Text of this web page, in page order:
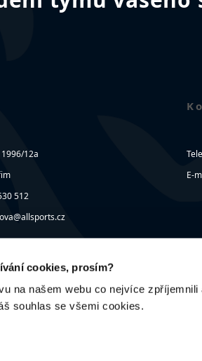
cookies, prosím?
na našem webu co nejvíce
souhlas se všemi cookies.
12a
512
E-